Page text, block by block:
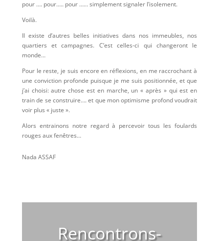
pour …. pour….. pour …… simplement signaler l’isolement.
Voilà.
Il existe d’autres belles initiatives dans nos immeubles, nos
quartiers et campagnes. C’est celles-ci qui changeront le
monde…
Pour le reste, je suis encore en réflexions, en me raccrochant à
une conviction profonde puisque je me suis positionnée, et que
j’ai choisi: autre chose est en marche, un « après » qui est en
train de se construire…. et que mon optimisme profond voudrait
voir plus « juste ».
Alors entrainons notre regard à percevoir tous les foulards
rouges aux fenêtres…
Nada ASSAF
Rencontrons-